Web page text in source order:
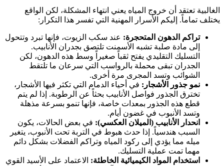
الغالبية تعتقد أن خروج المياه يعني انتهاء المشكلة، لكن الواقع
يختلف تماماً. إليكم الأسرار المهنية التي تفسر هذا التكرار:
تراكم الدهون المتحجرة: عند سكب الزيوت، فإنها تبرد وتتحول
إلى مادة صلبة تشبه الأسمنت تلتصق بجدران الأنابيب.
التسليك التقليدي يفتح ثقباً صغيراً وسط هذه الدهون، لكن
الجدران تبقى محملة بالرواسب التي سرعان ما تلتقط
الشوائب وتسد المجرى مرة أخرى.
نمو جذور الأشجار: في أحياء الدمام التي تكثر فيها الأشجار،
تخترق الجذور فواصل الأنابيب بحثاً عن الرطوبة. إذا لم يتم
قطع هذه الجذور بمعدات خاصة، فإنها تنمو بسرعة مذهلة
وتسد الأنبوب في غضون أيام.
انحدار الأنابيب (الميلان العكسي): في بعض الحالات، يكون
السبب هندسياً. إذا حدث هبوط في التربة تحت الأنبوب، يتغير
ميله مما يؤدي إلى ركود المياه وتراكم الفضلات بشكل دائم
مهما تمت عملية التسليك.
استخدام المواد الكيميائية الخاطئة: الاعتماد على الأسيد القوي